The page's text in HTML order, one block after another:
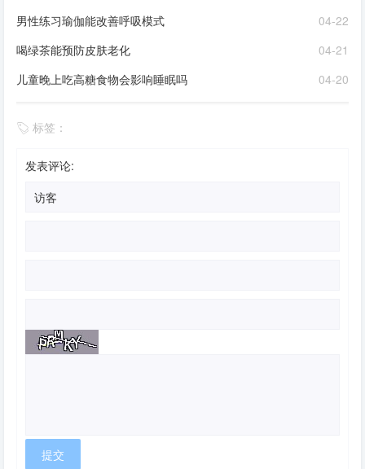
04-22
男性练习瑜伽能改善呼吸模式
04-21
喝绿茶能预防皮肤老化
04-20
儿童晚上吃高糖食物会影响睡眠吗
标签：
发表评论: